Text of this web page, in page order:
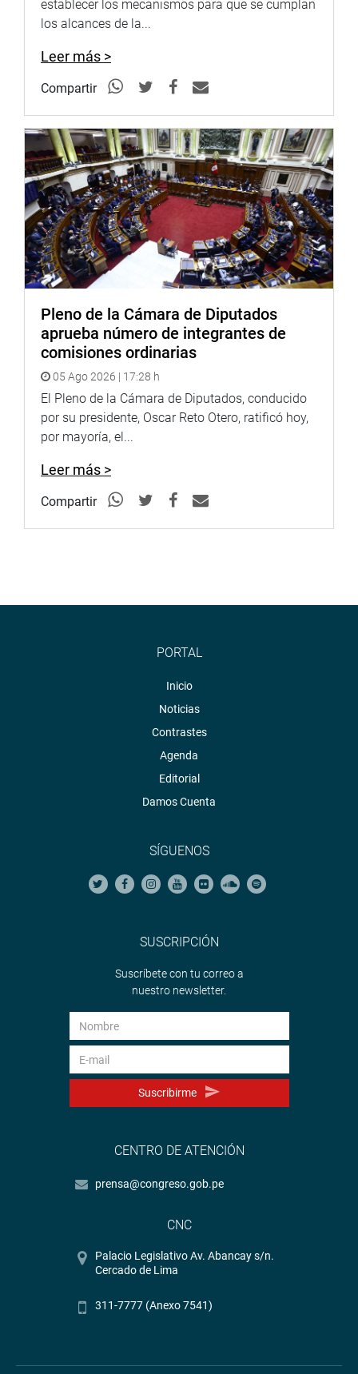
establecer los mecanismos para que se cumplan
los alcances de la...
Leer más >
Compartir
Pleno de la Cámara de Diputados
aprueba número de integrantes de
comisiones ordinarias
05 Ago 2026 | 17:28 h
El Pleno de la Cámara de Diputados, conducido
por su presidente, Oscar Reto Otero, ratificó hoy,
por mayoría, el...
Leer más >
Compartir
PORTAL
Inicio
Noticias
Contrastes
Agenda
Editorial
Damos Cuenta
SÍGUENOS
SUSCRIPCIÓN
Suscríbete con tu correo a
nuestro newsletter.
Suscribirme
CENTRO DE ATENCIÓN
prensa@congreso.gob.pe
CNC
Palacio Legislativo Av. Abancay s/n.
Cercado de Lima
311-7777 (Anexo 7541)